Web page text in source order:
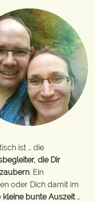
ist … die
die Dir
. Ein
oder Dich damit im
kleine bunte Auszeit…